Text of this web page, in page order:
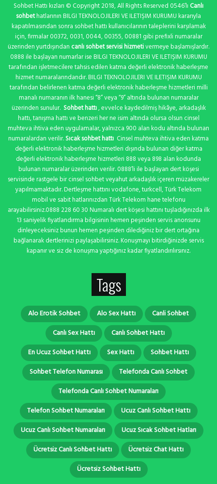
Sohbet Hattı kızları © Copyright 2018, All Rights Reserved 0546’lı Canlı
sohbethatlarının BILGI TEKNOLOJILERI VE ILETIŞIM KURUMU kararıyla
kapatılmasından sonra sohbet hattı kullanıcılarının taleplerini karşılamak
için, firmalar 00372, 0031, 0044, 00355, 00881 gibi prefixli numaralar
üzerinden yurtdışından canlı sohbet servisi hizmetivermeye başlamışlardır.
0888 ile başlayan numarlar ise BILGI TEKNOLOJILERI VE ILETIŞIM KURUMU
tarafından işletmecilere tahsis edilen katma değerli elektronik haberleşme
hizmet numaralarındandır. BILGI TEKNOLOJILERI VE ILETIŞIM KURUMU
tarafından belirlenen katma değerli elektronik haberleşme hizmetleri milli
manalı numaranın ilk hanesi “8” veya “9” altında bulunan numaralar
üzerinden sunulur. Sohbet hattı, evvelce kaydedilmiş hikâye, arkadaşlık
hattı, tanışma hattı ve benzeri her ne isim altında olursa olsun cinsel
muhteva ihtiva eden uygulamalar, yalnızca 900 alan kodu altında bulunan
numaralardan verilir.Sıcak sohbet hattı Cinsel muhteva ihtiva eden katma
değerli elektronik haberleşme hizmetleri dışında bulunan diğer katma
değerli elektronik haberleşme hizmetleri 888 veya 898 alan kodunda
bulunan numaralar üzerinden verilir. 0888’li ile başlayan dert köşesi
servisinde rastgele bir cinsel sohbet veyahut arkadaşlık içeren müzakereler
yapılmamaktadır. Dertleşme hattını vodafone, turkcell, Türk Telekom
mobil ve sabit hatlarınızdan Türk Telekom hane telefonu
arayabilirsiniz.0888 228 60 30 Numaralı dert köşesi hattını tuşladığınızda ilk
13 saniyelik fiyatlandırma bilgisinin hemen peşinden servis anonsunu
dinleyeceksiniz bunun hemen peşinden dilediğiniz bir dert ortağına
bağlanarak dertlerinizi paylaşabilirsiniz. Konuşmayı bitirdiğinizde servis
kapanır ve siz de konuşma yaptığınız kadar fiyatlandırılırsınız.
Tags
Alo Erotik Sohbet Alo Sex Hattı
Canli Sohbet
Canlı Sex Hattı
Canlı Sohbet Hattı
En Ucuz Sohbet Hattı
Sex Hattı
Sohbet Hattı
Sohbet Telefon Numarası
Telefonda Canlı Sohbet
Telefonda Canlı Sohbet Numaraları
Telefon Sohbet Numaraları
Ucuz Canlı Sohbet Hattı
Ucuz Canlı Sohbet Numaraları
Ucuz Sıcak Sohbet Hatları
Ücretsiz Canlı Sohbet Hattı
Ücretsiz Chat Hattı
Ücretsiz Sohbet Hattı